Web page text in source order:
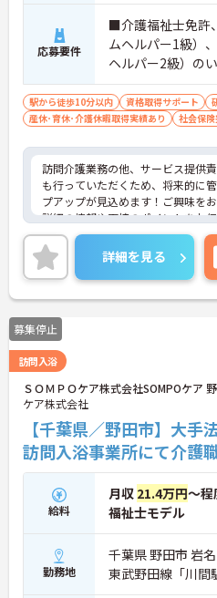
応募要件
■介護福祉士免許
ムヘルパー1級）
ヘルパー2級）の
免許（AT限定可）
駅から徒歩10分以内 資格取得サポート
産休･育休･介護休暇取得実績あり
社会保
訪問介護業務の他、サービス提供
も行っていただくため、将来的に
プアップが見込めます！ご興味を
詳細の情報や面接のポイントをお
気軽にお問い合わせください。
詳細を見る
募集停止
訪問入浴
ＳＯＭＰＯケア株式会社SOMPOケア
ケア株式会社
【千葉県／野田市】大手
訪問入浴事業所にて介護
給料
月収 21.4万円～
福祉士モデル
勤務地
千葉県 野田市 岩
東武野田線「川間